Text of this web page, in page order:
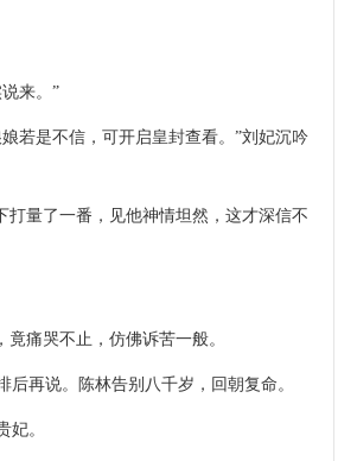
来。”
若是不信，可开启皇封查看。”刘妃沉吟
打量了一番，见他神情坦然，这才深信不
痛哭不止，仿佛诉苦一般。
再说。陈林告别八千岁，回朝复命。
妃。